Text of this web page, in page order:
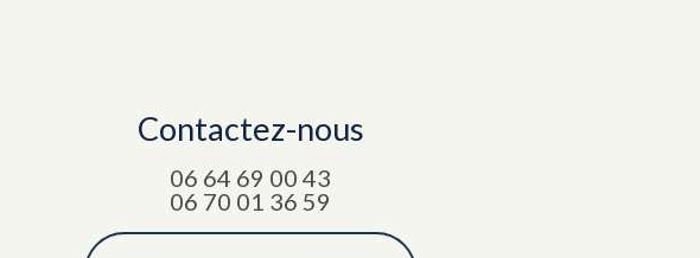
Contactez-nous
06 64 69 00 43
06 70 01 36 59